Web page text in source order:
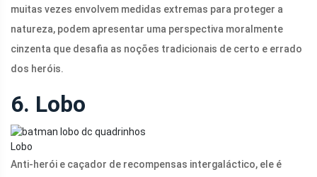
muitas vezes envolvem medidas extremas para proteger a
natureza, podem apresentar uma perspectiva moralmente
cinzenta que desafia as noções tradicionais de certo e errado
dos heróis.
6. Lobo
Lobo
Anti-herói e caçador de recompensas intergaláctico, ele é